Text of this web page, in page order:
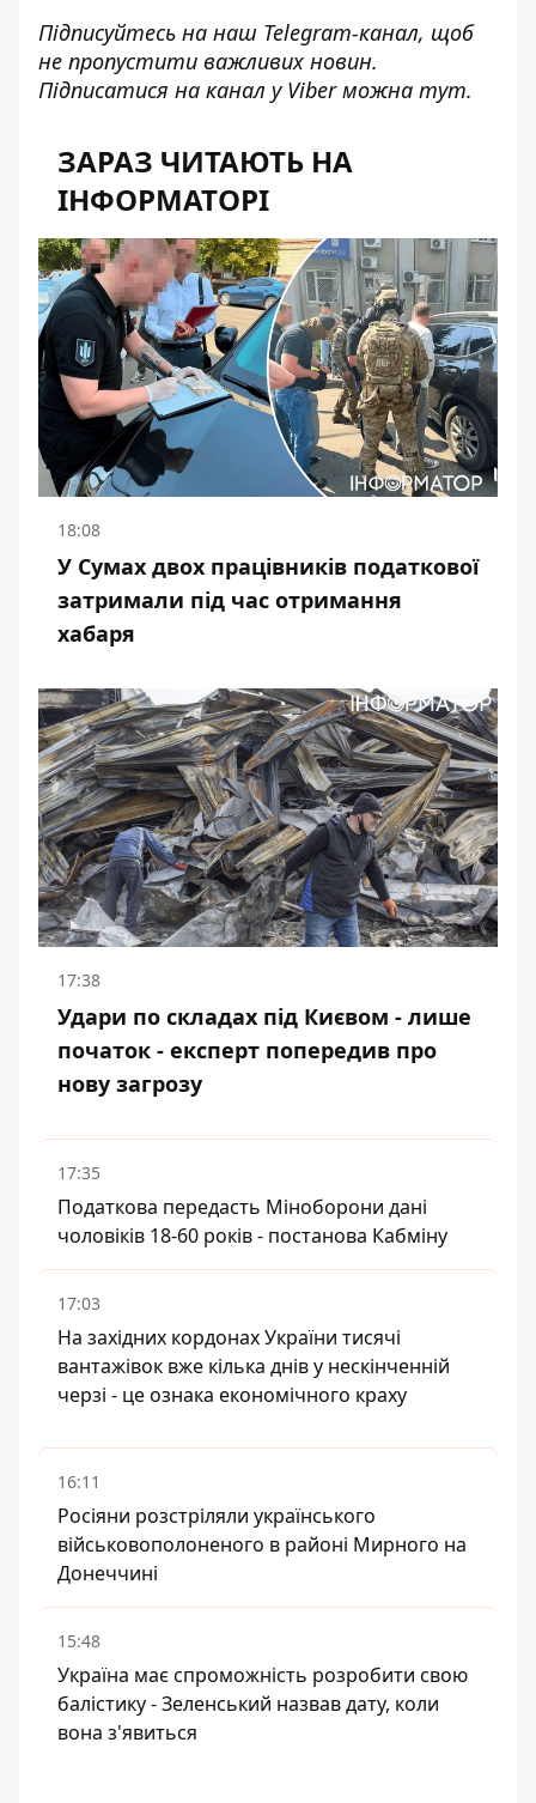
Підписуйтесь на наш Telegram-канал, щоб
не пропустити важливих новин.
Підписатися на канал у Viber можна тут.
ЗАРАЗ ЧИТАЮТЬ НА
ІНФОРМАТОРІ
18:08
У Сумах двох працівників податкової
затримали під час отримання
хабаря
17:38
Удари по складах під Києвом - лише
початок - експерт попередив про
нову загрозу
17:35
Податкова передасть Міноборони дані
чоловіків 18-60 років - постанова Кабміну
17:03
На західних кордонах України тисячі
вантажівок вже кілька днів у нескінченній
черзі - це ознака економічного краху
16:11
Росіяни розстріляли українського
військовополоненого в районі Мирного на
Донеччині
15:48
Україна має спроможність розробити свою
балістику - Зеленський назвав дату, коли
вона з'явиться